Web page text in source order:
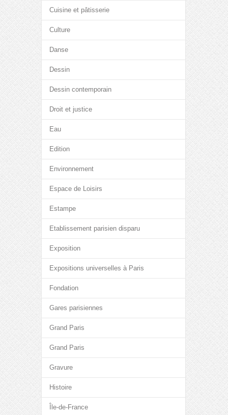
Cuisine et pâtisserie
Culture
Danse
Dessin
Dessin contemporain
Droit et justice
Eau
Edition
Environnement
Espace de Loisirs
Estampe
Etablissement parisien disparu
Exposition
Expositions universelles à Paris
Fondation
Gares parisiennes
Grand Paris
Grand Paris
Gravure
Histoire
Île-de-France